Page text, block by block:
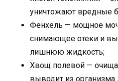
уничтожают вредные
Фенхель — мощное
снимающее отеки и
лишнюю жидкость;
Хвощ полевой —
выводит из организма